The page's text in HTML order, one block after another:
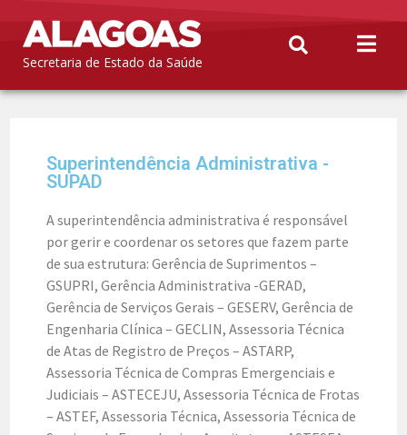
Secretaria de Estado da Saúde
Superintendência Administrativa -
SUPAD
A superintendência administrativa é responsável
por gerir e coordenar os setores que fazem parte
de sua estrutura: Gerência de Suprimentos –
GSUPRI, Gerência Administrativa -GERAD,
Gerência de Serviços Gerais – GESERV, Gerência de
Engenharia Clínica – GECLIN, Assessoria Técnica
de Atas de Registro de Preços – ASTARP,
Assessoria Técnica de Compras Emergenciais e
Judiciais – ASTECEJU, Assessoria Técnica de Frotas
– ASTEF, Assessoria Técnica, Assessoria Técnica de